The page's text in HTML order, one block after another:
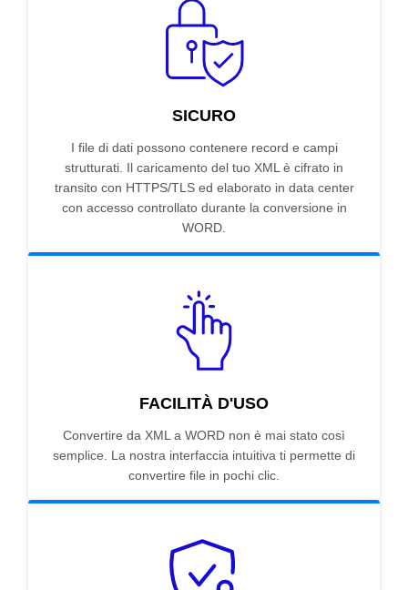
SICURO
I file di dati possono contenere record e campi
strutturati. Il caricamento del tuo XML è cifrato in
transito con HTTPS/TLS ed elaborato in data center
con accesso controllato durante la conversione in
WORD.
FACILITÀ D'USO
Convertire da XML a WORD non è mai stato così
semplice. La nostra interfaccia intuitiva ti permette di
convertire file in pochi clic.